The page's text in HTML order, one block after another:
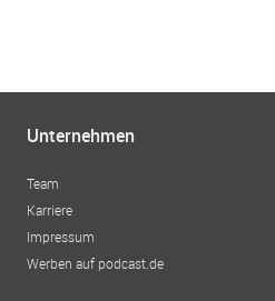
Unternehmen
Team
Karriere
Impressum
Werben auf podcast.de